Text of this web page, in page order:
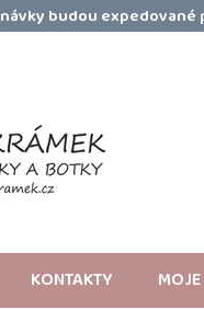
budou
KONTAKTY